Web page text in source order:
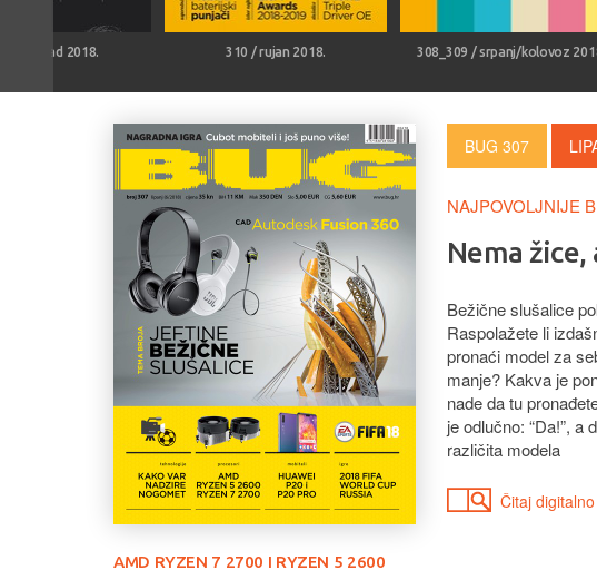
/ listopad 2018. 310 / rujan 2018. 308_309 / srpanj/kolovoz
BUG 307
NAJPOVOLJNIJE
Nema
Bežične slušalice
Raspolažete li
pronaći model za
manje? Kakva je
nade da tu
je odlučno: “Da!”,
različita modela
Čitaj
AMD RYZEN 7 2700 I RYZEN 5 2600